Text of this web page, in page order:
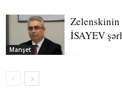
Manşet
Zelenskinin
İSAYEV